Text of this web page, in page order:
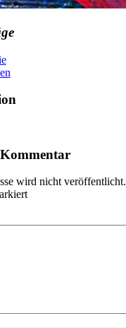
wird nicht veröffentlicht.